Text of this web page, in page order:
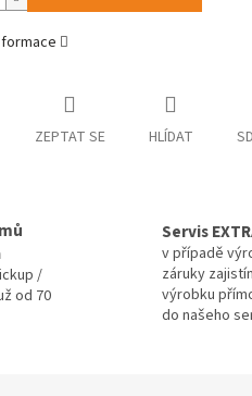
ZEPTAT SE HLÍDAT
/
od 70
Servis
v případě
záruky
výrobku
do našeho